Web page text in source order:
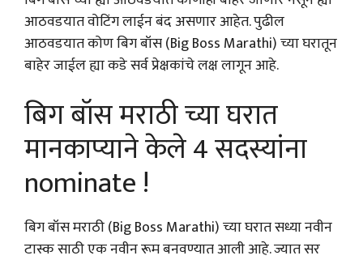
आठवडयात वोटिंग लाईन बंद असणार आहेत. पुढील
आठवडयात कोण बिग बॉस (Big Boss Marathi) च्या घरातून
बाहेर जाईल ह्या कडे सर्व प्रेक्षकांचे लक्ष लागून आहे.
बिग बॉस मराठी च्या घरात
मानकाप्याने केले 4 सदस्यांना
nominate !
बिग बॉस मराठी (Big Boss Marathi) च्या घरात सध्या नवीन
टास्क साठी एक नवीन रूम बनवण्यात आली आहे. ज्यात सर